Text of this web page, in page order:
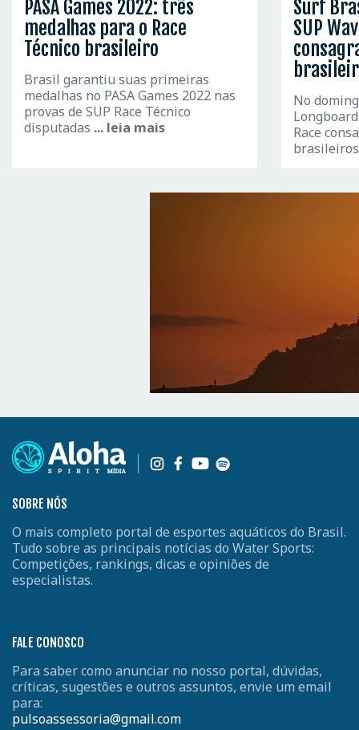
PASA Games 2022: três
medalhas para o Race
Técnico brasileiro
Brasil garantiu suas primeiras
medalhas no PASA Games 2022 nas
provas de SUP Race Técnico
disputadas ... leia mais
Surf
SUP
No
Longboard
Race
SOBRE NÓS
O mais completo portal de esportes aquáticos do Brasil.
Tudo sobre as principais notícias do Water Sports:
Competições, rankings, dicas e opiniões de
especialistas.
FALE CONOSCO
Para saber como anunciar no nosso portal, dúvidas,
críticas, sugestões e outros assuntos, envie um email
para:
pulsoassessoria@gmail.com